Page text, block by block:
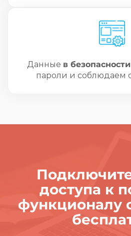
Данные в безопасности
пароли и соблюдаем
доступа к
функционалу